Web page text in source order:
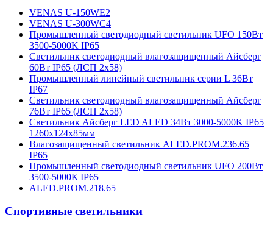
VENAS U-150WE2
VENAS U-300WC4
Промышленный светодиодный светильник UFO 150Вт
3500-5000K IP65
Светильник светодиодный влагозащищенный Айсберг
60Вт IP65 (ЛСП 2х58)
Промышленный линейный светильник серии L 36Вт
IP67
Светильник светодиодный влагозащищенный Айсберг
76Вт IP65 (ЛСП 2х58)
Светильник Айсберг LED ALED 34Вт 3000-5000K IP65
1260х124х85мм
Влагозащищенный светильник ALED.PROM.236.65
IP65
Промышленный светодиодный светильник UFO 200Вт
3500-5000К IP65
ALED.PROM.218.65
Спортивные светильники